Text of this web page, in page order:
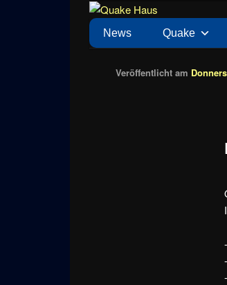
Quake Haus
News zu Quake, Doom,
Hauptmenü
News Quake
Veröffentlicht am